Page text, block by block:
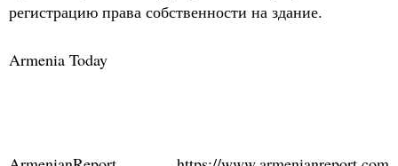
регистрацию права собственности на здание.
Armenia Today